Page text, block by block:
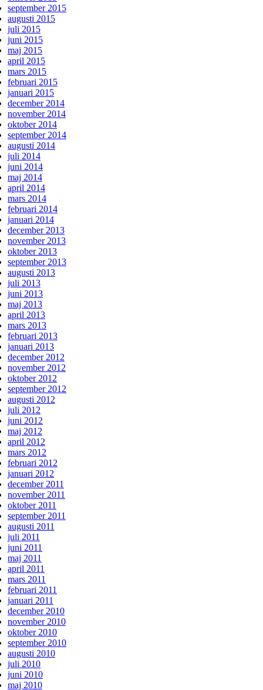
september 2015
augusti 2015
juli 2015
juni 2015
maj 2015
april 2015
mars 2015
februari 2015
januari 2015
december 2014
november 2014
oktober 2014
september 2014
augusti 2014
juli 2014
juni 2014
maj 2014
april 2014
mars 2014
februari 2014
januari 2014
december 2013
november 2013
oktober 2013
september 2013
augusti 2013
juli 2013
juni 2013
maj 2013
april 2013
mars 2013
februari 2013
januari 2013
december 2012
november 2012
oktober 2012
september 2012
augusti 2012
juli 2012
juni 2012
maj 2012
april 2012
mars 2012
februari 2012
januari 2012
december 2011
november 2011
oktober 2011
september 2011
augusti 2011
juli 2011
juni 2011
maj 2011
april 2011
mars 2011
februari 2011
januari 2011
december 2010
november 2010
oktober 2010
september 2010
augusti 2010
juli 2010
juni 2010
maj 2010